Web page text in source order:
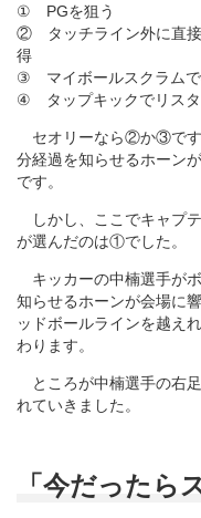
① PGを狙う
② タッチライン外に直接
得
③ マイボールスクラムで
④ タップキックでリスタ
セオリーなら②か③です
分経過を知らせるホーン
です。
しかし、ここでキャプ
が選んだのは①でした。
キッカーの中楠選手が
知らせるホーンが会場に
ッドボールラインを越え
わります。
ところが中楠選手の右
れていきました。
「今だったら